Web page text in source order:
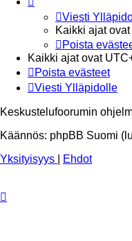
Viesti
Kaikki ajat ovat
Poista
Kaikki ajat ovat
Poista evästeet
Viesti Ylläpidolle
Keskustelufoorumin
Käännös: phpBB Suomi
Yksityisyys
Ehdot